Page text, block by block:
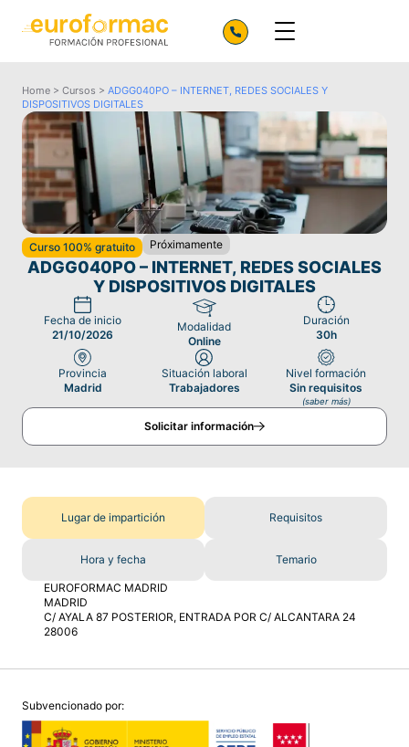
Home > Cursos > ADGG040PO – INTERNET, REDES SOCIALES Y
DISPOSITIVOS DIGITALES
Curso 100% gratuito Próximamente
ADGG040PO – INTERNET, REDES SOCIALES
Y DISPOSITIVOS DIGITALES
Fecha de inicio
21/10/2026
Modalidad
Online
Duración
30h
Provincia
Madrid
Situación laboral
Trabajadores
Nivel formación
Sin requisitos
(saber más)
Solicitar información
Lugar de impartición Requisitos
Hora y fecha Temario
EUROFORMAC MADRID
MADRID
C/ AYALA 87 POSTERIOR, ENTRADA POR C/ ALCANTARA 24
28006
Subvencionado por: